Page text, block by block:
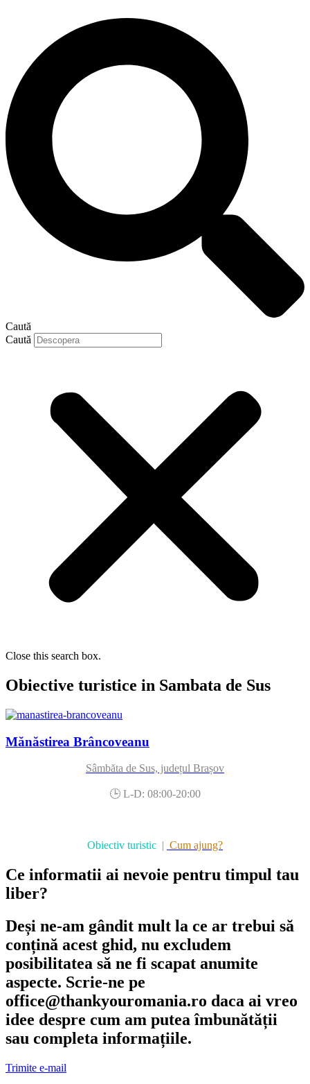
Caută
Caută
Close this search box.
Obiective turistice in Sambata de Sus
Mănăstirea Brâncoveanu
Sâmbăta de Sus, județul Brașov
🕒 L-D: 08:00-20:00
Obiectiv turistic | Cum ajung?
Ce informatii ai nevoie pentru timpul tau
liber?
Deși ne-am gândit mult la ce ar trebui să
conțină acest ghid, nu excludem
posibilitatea să ne fi scapat anumite
aspecte. Scrie-ne pe
office@thankyouromania.ro daca ai vreo
idee despre cum am putea îmbunătății
sau completa informațiile.
Trimite e-mail